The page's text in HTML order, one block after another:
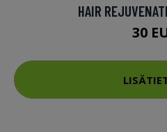
HAIR
30